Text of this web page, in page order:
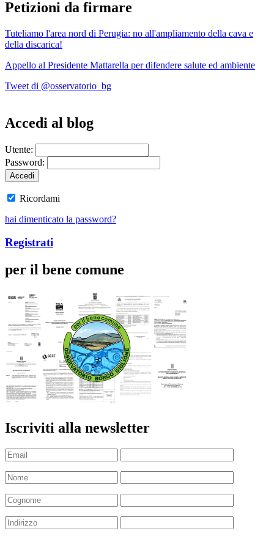
Petizioni da firmare
Tuteliamo l'area nord di Perugia: no all'ampliamento della cava e
della discarica!
Appello al Presidente Mattarella per difendere salute ed ambiente
Tweet di @osservatorio_bg
Accedi al blog
Utente:
Password:
Ricordami
hai dimenticato la password?
Registrati
per il bene comune
Iscriviti alla newsletter